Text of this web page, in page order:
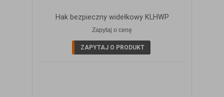
Hak bezpieczny widełkowy KLHWP
Zapytaj o cenę
ZAPYTAJ O PRODUKT
ZOBACZ SZCZEGÓŁY